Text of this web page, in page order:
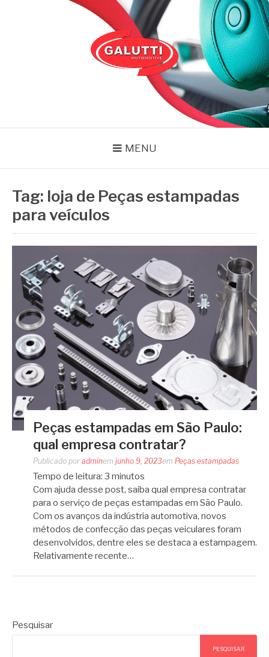
MENU
Tag: loja de Peças estampadas
para veículos
Peças estampadas em São Paulo:
qual empresa contratar?
Publicado por adminem junho 9, 2023em Peças estampadas
Tempo de leitura: 3 minutos
Com ajuda desse post, saiba qual empresa contratar
para o serviço de peças estampadas em São Paulo.
Com os avanços da indústria automotiva, novos
métodos de confecção das peças veiculares foram
desenvolvidos, dentre eles se destaca a estampagem.
Relativamente recente…
Pesquisar
PESQUISAR